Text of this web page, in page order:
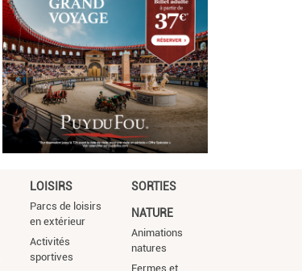
LOISIRS
Parcs de loisirs
en extérieur
Activités
sportives
SORTIES
NATURE
Animations
natures
Fermes et